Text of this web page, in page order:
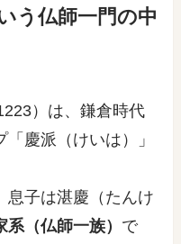
う仏師一門の中
）は、鎌倉時代
慶派（けいは）」
息子は湛慶（たんけ
系（仏師一族） で